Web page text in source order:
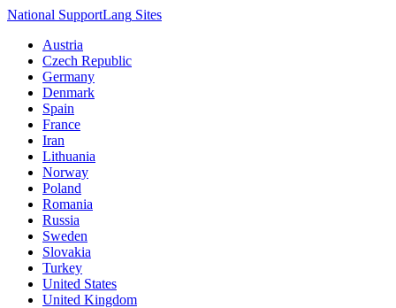
National SupportLang Sites
Austria
Czech Republic
Germany
Denmark
Spain
France
Iran
Lithuania
Norway
Poland
Romania
Russia
Sweden
Slovakia
Turkey
United States
United Kingdom